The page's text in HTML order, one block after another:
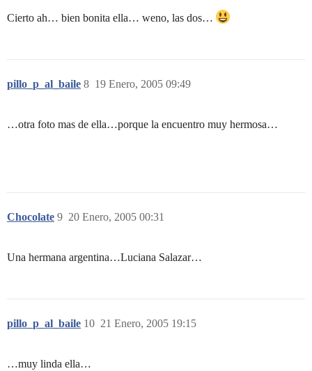
Cierto ah… bien bonita ella… weno, las dos…
pillo_p_al_baile 19 Enero, 2005 09:49
8
…otra foto mas de ella…porque la encuentro muy hermosa…
Chocolate 20 Enero, 2005 00:31
9
Una hermana argentina…Luciana Salazar…
pillo_p_al_baile 21 Enero, 2005 19:15
10
…muy linda ella…